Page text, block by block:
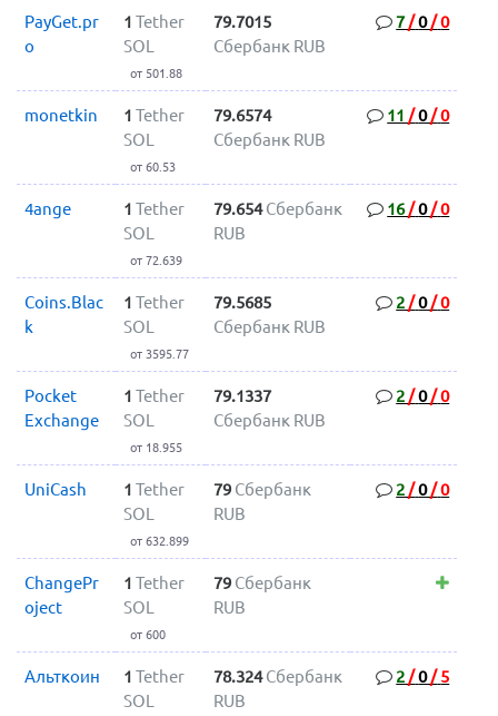
PayGet.pr
o
1 Tether
SOL
от 501.88
79.7015
Сбербанк RUB
7/0/0
monetkin 1 Tether
SOL
от 60.53
79.6574
Сбербанк RUB
11 /0/0
4ange 1 Tether
SOL
от 72.639
79.654 Сбербанк
RUB
16/0/0
Coins.Blac
k
1 Tether
SOL
от 3595.77
79.5685
Сбербанк RUB
2 /0/0
Pocket
Exchange
1 Tether
SOL
от 18.955
79.1337
Сбербанк RUB
2 /0/0
UniCash 1 Tether
SOL
от 632.899
79 Сбербанк
RUB
2 /0/0
ChangePr
oject
1 Tether
SOL
от 600
79 Сбербанк
RUB
Альткоин 1 Tether
SOL
78.324 Сбербанк
RUB
2 /0/ 5